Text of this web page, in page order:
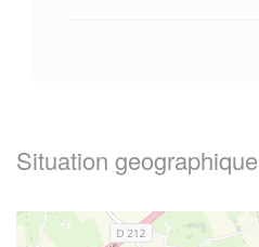
Situation geographique